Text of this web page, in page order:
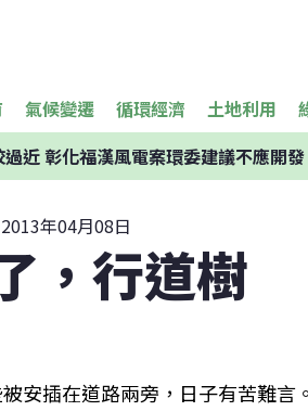
氣候變遷 循環經濟 土地利用
近 彰化福漢風電案環委建議不應開發
2013年04月08日
，行道樹
安插在道路兩旁，日子有苦難言